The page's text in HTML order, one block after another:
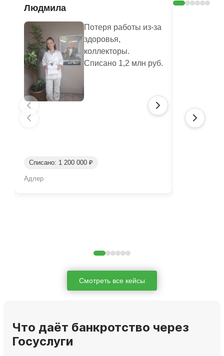
Людмила
Потеря работы из-за
здоровья,
коллекторы.
Списано 1,2 млн руб.
Списано: 1 200 000 ₽
Адлер
Смотреть все кейсы
Что даёт банкротство через
Госуслуги